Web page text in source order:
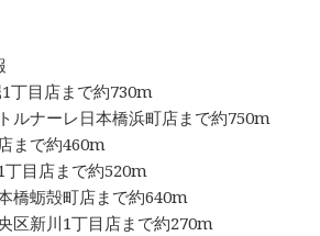
丁目店まで約730m
ルナーレ日本橋浜町店まで約750m
まで約460m
丁目店まで約520m
橋蛎殻町店まで約640m
区新川1丁目店まで約270m